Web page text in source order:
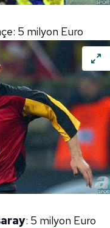
5 milyon Euro
: 5 milyon Euro